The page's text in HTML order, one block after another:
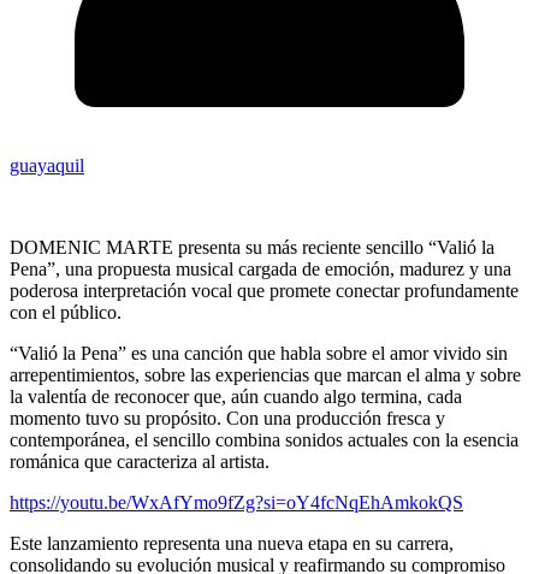
guayaquil
DOMENIC MARTE presenta su más reciente sencillo “Valió la
Pena”, una propuesta musical cargada de emoción, madurez y una
poderosa interpretación vocal que promete conectar profundamente
con el público.
“Valió la Pena” es una canción que habla sobre el amor vivido sin
arrepentimientos, sobre las experiencias que marcan el alma y sobre
la valentía de reconocer que, aún cuando algo termina, cada
momento tuvo su propósito. Con una producción fresca y
contemporánea, el sencillo combina sonidos actuales con la esencia
románica que caracteriza al artista.
https://youtu.be/WxAfYmo9fZg?si=oY4fcNqEhAmkokQS
Este lanzamiento representa una nueva etapa en su carrera,
consolidando su evolución musical y reafirmando su compromiso